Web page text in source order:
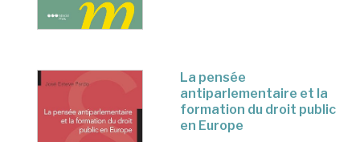
La pensée
antiparlementaire et la
formation du droit public
en Europe